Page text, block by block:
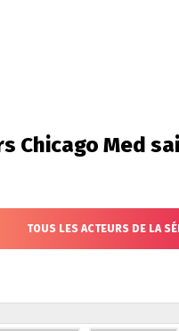
Chicago Med
TOUS LES ACTEURS DE LA